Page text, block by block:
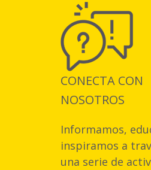
CONECTA CON
NOSOTROS
Informamos,
inspiramos a
una serie de